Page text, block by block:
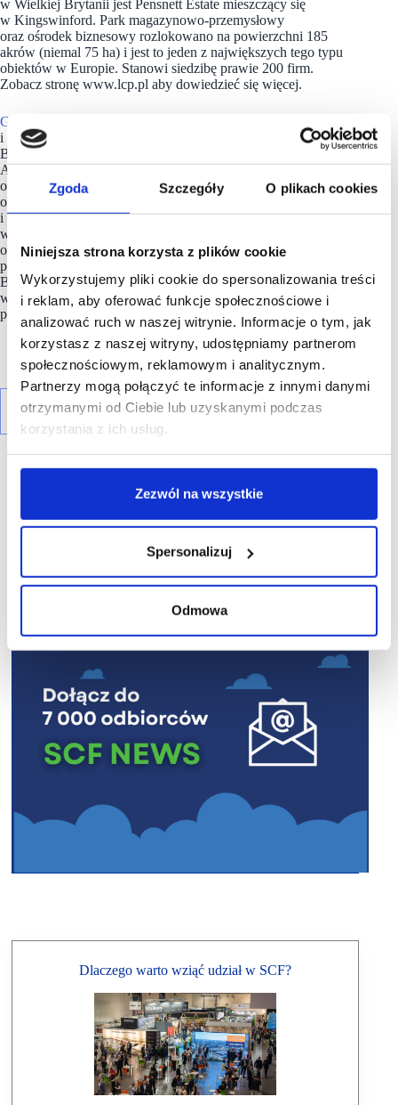
Zgoda Szczegóły O plikach cookies
Niniejsza strona korzysta z plików cookie
Wykorzystujemy pliki cookie do spersonalizowania treści
i reklam, aby oferować funkcje społecznościowe i
analizować ruch w naszej witrynie. Informacje o tym, jak
korzystasz z naszej witryny, udostępniamy partnerom
społecznościowym, reklamowym i analitycznym.
Partnerzy mogą połączyć te informacje z innymi danymi
otrzymanymi od Ciebie lub uzyskanymi podczas
korzystania z ich usług.
Zezwól na wszystkie
Spersonalizuj
Odmowa
w Wielkiej Brytanii jest Pensnett Estate mieszczący się
w Kingswinford. Park magazynowo-przemysłowy
oraz ośrodek biznesowy rozlokowano na powierzchni 185
akrów (niemal 75 ha) i jest to jeden z największych tego typu
obiektów w Europie. Stanowi siedzibę prawie 200 firm.
Zobacz stronę www.lcp.pl aby dowiedzieć się więcej.
Grupa M Core
i nimi zarządzające. W jej skład wchodzą podmioty z Wielkiej
Brytanii, Francji, Niemiec i Polski: LCP, Proudreed, Sheet
Anchor i Evolve Estates. M Core bardzo starannie ocenia każdą
okazję inwestycyjną, tworząc portfele wysokiej jakości
obiektów magazynowo przemysłowych, handlowych
i biurowych. Grupa ma ponad 35-letnie doświadczenie
w inwestowaniu na rynku nieruchomości komercyjnych
oraz udokumentowane osiągnięcia w maksymalizacji wartości
portfela. Główna siedziba M Core mieści się w Wielkiej
Brytanii. Aby dowiedzieć się więcej na temat rodziny M Core,
w tym kompleksowego portfolio zarządzania aktywami
połączonych firm, odwiedź stronę www.mcoreproperty.com
Dlaczego warto wziąć udział w SCF?